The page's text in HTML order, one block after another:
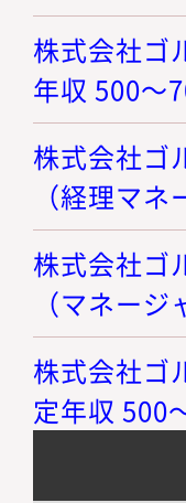
株式会社ゴ
年収 500～
株式会社ゴ
（経理マ
株式会社ゴ
（マネー
株式会社ゴ
定年収 500